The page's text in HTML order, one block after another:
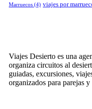
Marruecos (4) viajes por
Viajes Desierto es una
organiza circuitos al
guiadas, excursiones,
organizados para parejas